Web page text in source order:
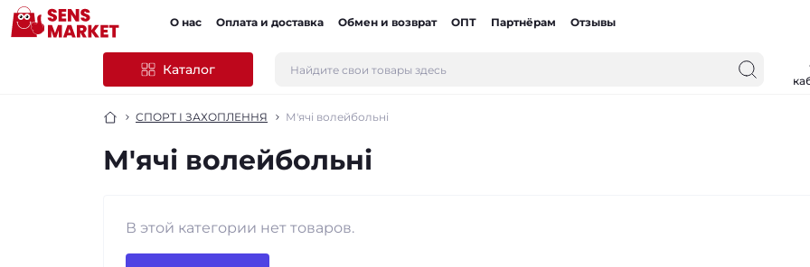
О нас Оплата и доставка Обмен и возврат ОПТ Партнёрам Отзывы
Каталог
СПОРТ І ЗАХОПЛЕННЯ М'ячі волейбольні
М'ячі волейбольні
В этой категории нет товаров.